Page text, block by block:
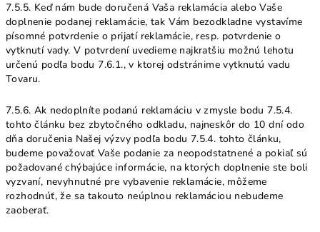
7.5.5. Keď nám bude doručená Vaša reklamácia alebo Vaše
doplnenie podanej reklamácie, tak Vám bezodkladne vystavíme
písomné potvrdenie o prijatí reklamácie, resp. potvrdenie o
vytknutí vady. V potvrdení uvedieme najkratšiu možnú lehotu
určenú podľa bodu 7.6.1., v ktorej odstránime vytknutú vadu
Tovaru.
7.5.6. Ak nedoplníte podanú reklamáciu v zmysle bodu 7.5.4.
tohto článku bez zbytočného odkladu, najneskôr do 10 dní odo
dňa doručenia Našej výzvy podľa bodu 7.5.4. tohto článku,
budeme považovať Vaše podanie za neopodstatnené a pokiaľ sú
požadované chýbajúce informácie, na ktorých doplnenie ste boli
vyzvaní, nevyhnutné pre vybavenie reklamácie, môžeme
rozhodnúť, že sa takouto neúplnou reklamáciou nebudeme
zaoberať.